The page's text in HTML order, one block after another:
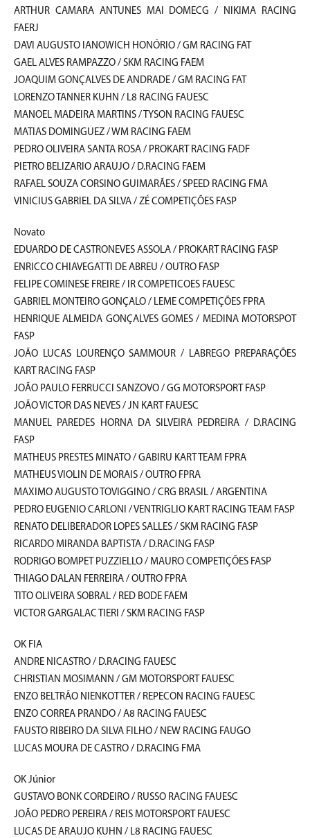
ARTHUR CAMARA ANTUNES MAI DOMECG / NIKIMA RACING
FAERJ
DAVI AUGUSTO IANOWICH HONÓRIO / GM RACING FAT
GAEL ALVES RAMPAZZO / SKM RACING FAEM
JOAQUIM GONÇALVES DE ANDRADE / GM RACING FAT
LORENZO TANNER KUHN / L8 RACING FAUESC
MANOEL MADEIRA MARTINS / TYSON RACING FAUESC
MATIAS DOMINGUEZ / WM RACING FAEM
PEDRO OLIVEIRA SANTA ROSA / PROKART RACING FADF
PIETRO BELIZARIO ARAUJO / D.RACING FAEM
RAFAEL SOUZA CORSINO GUIMARÃES / SPEED RACING FMA
VINICIUS GABRIEL DA SILVA / ZÉ COMPETIÇÕES FASP
Novato
EDUARDO DE CASTRONEVES ASSOLA / PROKART RACING FASP
ENRICCO CHIAVEGATTI DE ABREU / OUTRO FASP
FELIPE COMINESE FREIRE / IR COMPETICOES FAUESC
GABRIEL MONTEIRO GONÇALO / LEME COMPETIÇÕES FPRA
HENRIQUE ALMEIDA GONÇALVES GOMES / MEDINA MOTORSPOT
FASP
JOÃO LUCAS LOURENÇO SAMMOUR / LABREGO PREPARAÇÕES
KART RACING FASP
JOÃO PAULO FERRUCCI SANZOVO / GG MOTORSPORT FASP
JOÃO VICTOR DAS NEVES / JN KART FAUESC
MANUEL PAREDES HORNA DA SILVEIRA PEDREIRA / D.RACING
FASP
MATHEUS PRESTES MINATO / GABIRU KART TEAM FPRA
MATHEUS VIOLIN DE MORAIS / OUTRO FPRA
MAXIMO AUGUSTO TOVIGGINO / CRG BRASIL / ARGENTINA
PEDRO EUGENIO CARLONI / VENTRIGLIO KART RACING TEAM FASP
RENATO DELIBERADOR LOPES SALLES / SKM RACING FASP
RICARDO MIRANDA BAPTISTA / D.RACING FASP
RODRIGO BOMPET PUZZIELLO / MAURO COMPETIÇÕES FASP
THIAGO DALAN FERREIRA / OUTRO FPRA
TITO OLIVEIRA SOBRAL / RED BODE FAEM
VICTOR GARGALAC TIERI / SKM RACING FASP
OK FIA
ANDRE NICASTRO / D.RACING FAUESC
CHRISTIAN MOSIMANN / GM MOTORSPORT FAUESC
ENZO BELTRÃO NIENKOTTER / REPECON RACING FAUESC
ENZO CORREA PRANDO / A8 RACING FAUESC
FAUSTO RIBEIRO DA SILVA FILHO / NEW RACING FAUGO
LUCAS MOURA DE CASTRO / D.RACING FMA
OK Júnior
GUSTAVO BONK CORDEIRO / RUSSO RACING FAUESC
JOÃO PEDRO PEREIRA / REIS MOTORSPORT FAUESC
LUCAS DE ARAUJO KUHN / L8 RACING FAUESC